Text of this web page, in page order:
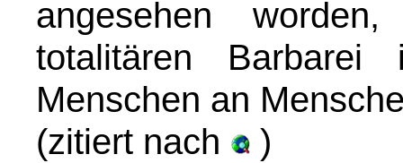
angesehen
totalitären
Menschen an
(zitiert nach
)